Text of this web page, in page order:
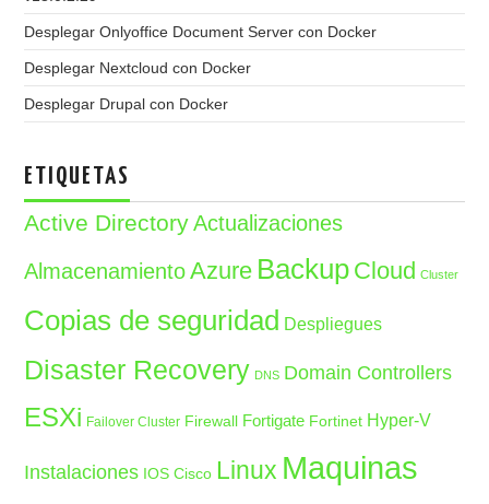
Desplegar Onlyoffice Document Server con Docker
Desplegar Nextcloud con Docker
Desplegar Drupal con Docker
ETIQUETAS
Active Directory Actualizaciones
Almacenamiento Azure Backup Cloud Cluster
Copias de seguridad Despliegues
Disaster Recovery DNS Domain Controllers
ESXi Failover Cluster Firewall Fortigate Fortinet Hyper-V
Instalaciones IOS Cisco Linux Maquinas